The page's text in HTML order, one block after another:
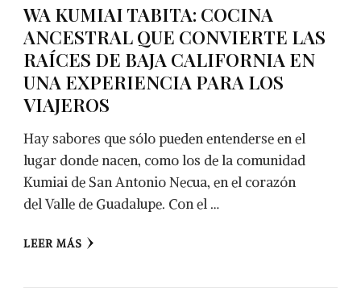
WA KUMIAI TABITA: COCINA
ANCESTRAL QUE CONVIERTE LAS
RAÍCES DE BAJA CALIFORNIA EN
UNA EXPERIENCIA PARA LOS
VIAJEROS
Hay sabores que sólo pueden entenderse en el
lugar donde nacen, como los de la comunidad
Kumiai de San Antonio Necua, en el corazón
del Valle de Guadalupe. Con el …
LEER MÁS